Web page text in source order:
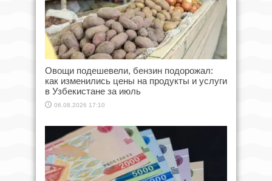
Овощи подешевели, бензин подорожал:
как изменились цены на продукты и услуги
в Узбекистане за июль
06.08.2026 17:10